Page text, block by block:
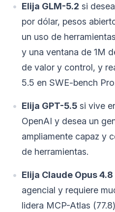
Elija GLM-5.2 si
por dólar, pesos
un uso de
y una ventana de 1M
de valor y control, y
5.5 en SWE-bench
Elija GPT-5.5 si vive
OpenAI y desea un
ampliamente capaz y
de herramientas.
Elija Claude Opus 4.8
agencial y requiere
lidera MCP-Atlas